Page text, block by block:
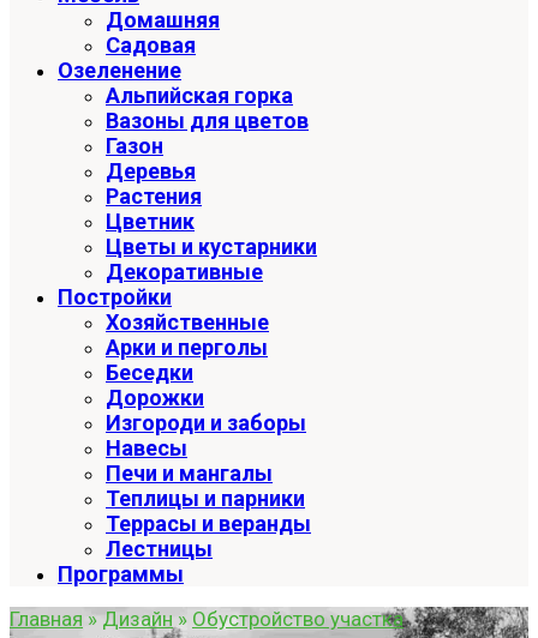
Домашняя
Садовая
Озеленение
Альпийская горка
Вазоны для цветов
Газон
Деревья
Растения
Цветник
Цветы и кустарники
Декоративные
Постройки
Хозяйственные
Арки и перголы
Беседки
Дорожки
Изгороди и заборы
Навесы
Печи и мангалы
Теплицы и парники
Террасы и веранды
Лестницы
Программы
Главная » Дизайн » Обустройство участка